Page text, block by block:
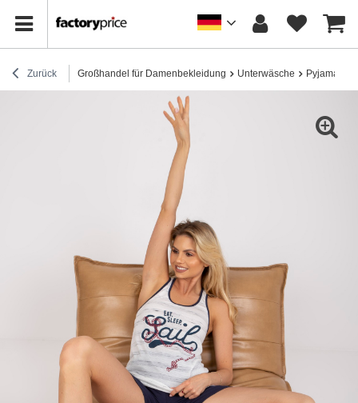
Zurück Großhandel für Damenbekleidung Unterwäsche Pyjamas